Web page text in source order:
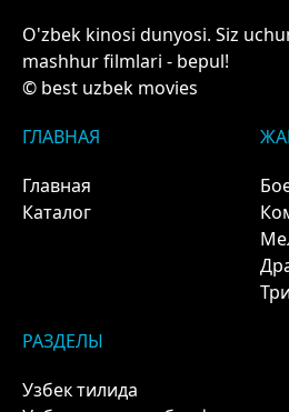
O'zbek kinosi dunyosi. Siz
mashhur filmlari - bepul!
© best uzbek movies
ГЛАВНАЯ
Главная
Каталог
РАЗДЕЛЫ
Узбек тилида